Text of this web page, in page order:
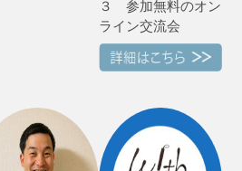
３ 参加無料のオン
ライン交流会